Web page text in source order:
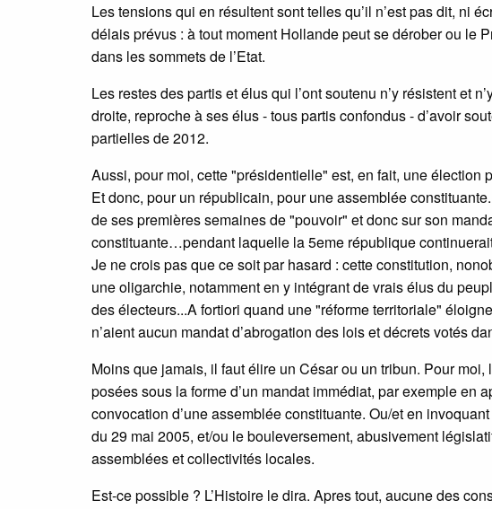
Les tensions qui en résultent sont telles qu’il n’est pas dit, ni
délais prévus : à tout moment Hollande peut se dérober ou le
dans les sommets de l’Etat.
Les restes des partis et élus qui l’ont soutenu n’y résistent et
droite, reproche à ses élus - tous partis confondus - d’avoir
partielles de 2012.
Aussi, pour moi, cette "présidentielle" est, en fait, une élection
Et donc, pour un républicain, pour une assemblée
de ses premières semaines de "pouvoir" et donc sur son
constituante…pendant laquelle la 5eme république
Je ne crois pas que ce soit par hasard : cette constitution,
une oligarchie, notamment en y intégrant de vrais élus du
des électeurs...A fortiori quand une "réforme territoriale"
n’aient aucun mandat d’abrogation des lois et décrets votés
Moins que jamais, il faut élire un César ou un tribun. Pour
posées sous la forme d’un mandat immédiat, par exemple
convocation d’une assemblée constituante. Ou/et en
du 29 mai 2005, et/ou le bouleversement, abusivement
assemblées et collectivités locales.
Est-ce possible ? L’Histoire le dira. Apres tout, aucune des